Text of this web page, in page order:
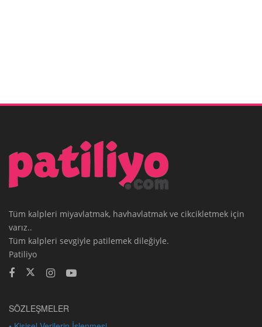
Tüm kalpleri miyavlatmak, havhavlatmak ve cikcikletmek için
varız..
Tüm kalpleri sevgiyle patilemek dileğiyle.
Patiliyo
SÖZLEŞMELER